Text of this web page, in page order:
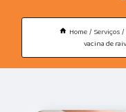
Home Serviços
vacina de